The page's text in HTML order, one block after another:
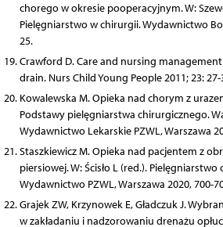
chorego w okresie pooperacyjnym. W:
Pielęgniarstwo w chirurgii. Wydawnictwo
25.
Crawford D. Care and nursing
drain. Nurs Child Young People 2011; 23: 27-
Kowalewska M. Opieka nad chorym z
Podstawy pielęgniarstwa chirurgicznego.
Wydawnictwo Lekarskie PZWL, Warszawa
Staszkiewicz M. Opieka nad pacjentem z
piersiowej. W: Ścisło L (red.).
Wydawnictwo PZWL, Warszawa 2020, 700-
Grajek ZW, Krzynowek E, Gładczuk J.
w zakładaniu i nadzorowaniu drenażu